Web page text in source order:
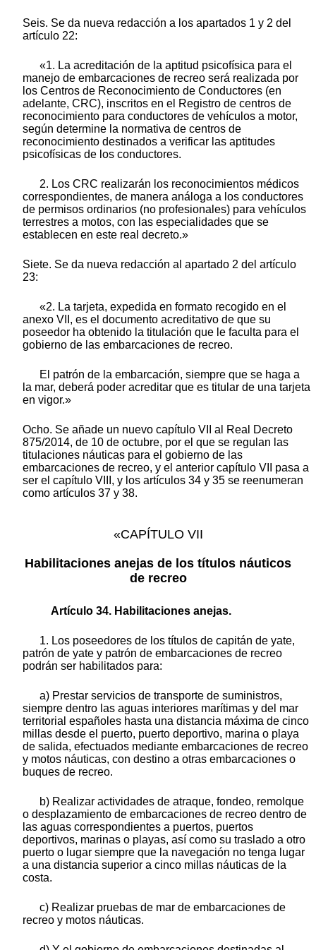
Seis. Se da nueva redacción a los apartados 1 y 2 del
artículo 22:
«1. La acreditación de la aptitud psicofísica para el
manejo de embarcaciones de recreo será realizada por
los Centros de Reconocimiento de Conductores (en
adelante, CRC), inscritos en el Registro de centros de
reconocimiento para conductores de vehículos a motor,
según determine la normativa de centros de
reconocimiento destinados a verificar las aptitudes
psicofísicas de los conductores.
2. Los CRC realizarán los reconocimientos médicos
correspondientes, de manera análoga a los conductores
de permisos ordinarios (no profesionales) para vehículos
terrestres a motos, con las especialidades que se
establecen en este real decreto.»
Siete. Se da nueva redacción al apartado 2 del artículo
23:
«2. La tarjeta, expedida en formato recogido en el
anexo VII, es el documento acreditativo de que su
poseedor ha obtenido la titulación que le faculta para el
gobierno de las embarcaciones de recreo.
El patrón de la embarcación, siempre que se haga a
la mar, deberá poder acreditar que es titular de una tarjeta
en vigor.»
Ocho. Se añade un nuevo capítulo VII al Real Decreto
875/2014, de 10 de octubre, por el que se regulan las
titulaciones náuticas para el gobierno de las
embarcaciones de recreo, y el anterior capítulo VII pasa a
ser el capítulo VIII, y los artículos 34 y 35 se reenumeran
como artículos 37 y 38.
«CAPÍTULO VII
Habilitaciones anejas de los títulos náuticos
de recreo
Artículo 34. Habilitaciones anejas.
1. Los poseedores de los títulos de capitán de yate,
patrón de yate y patrón de embarcaciones de recreo
podrán ser habilitados para:
a) Prestar servicios de transporte de suministros,
siempre dentro las aguas interiores marítimas y del mar
territorial españoles hasta una distancia máxima de cinco
millas desde el puerto, puerto deportivo, marina o playa
de salida, efectuados mediante embarcaciones de recreo
y motos náuticas, con destino a otras embarcaciones o
buques de recreo.
b) Realizar actividades de atraque, fondeo, remolque
o desplazamiento de embarcaciones de recreo dentro de
las aguas correspondientes a puertos, puertos
deportivos, marinas o playas, así como su traslado a otro
puerto o lugar siempre que la navegación no tenga lugar
a una distancia superior a cinco millas náuticas de la
costa.
c) Realizar pruebas de mar de embarcaciones de
recreo y motos náuticas.